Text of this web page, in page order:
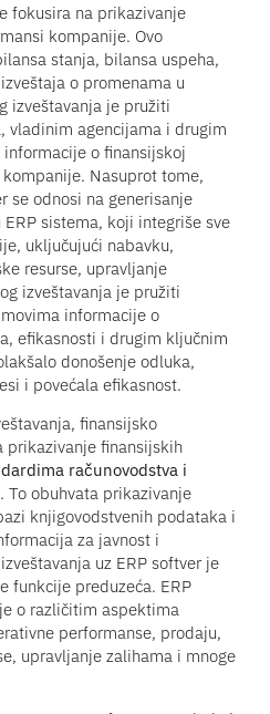
fokusira na prikazivanje
kompanije. Ovo
stanja, bilansa uspeha,
o promenama u
izveštavanja je pružiti
vladinim agencijama i drugim
o finansijskoj
Nasuprot tome,
se odnosi na generisanje
sistema, koji integriše sve
uključujući nabavku,
resurse, upravljanje
izveštavanja je pružiti
informacije o
efikasnosti i drugim ključnim
donošenje odluka,
i povećala efikasnost.
finansijsko
prikazivanje finansijskih
računovodstva i
. To obuhvata prikazivanje
knjigovodstvenih podataka i
za javnost i
uz ERP softver je
funkcije preduzeća. ERP
o različitim aspektima
performanse, prodaju,
upravljanje zalihama i mnoge